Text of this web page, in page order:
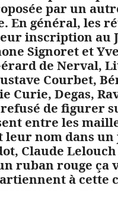
par un
En général, les
inscription au
Signoret et
de Nerval,
Courbet,
Curie, Degas,
de figurer
entre les
leur nom dans
Claude
ruban rouge ça
à cette